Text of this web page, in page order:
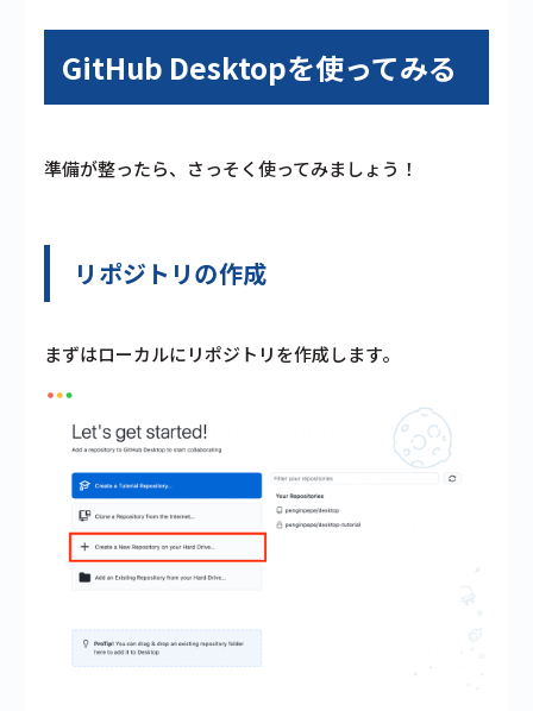
GitHub Desktopを使ってみる
準備が整ったら、さっそく使ってみましょう！
リポジトリの作成
まずはローカルにリポジトリを作成します。